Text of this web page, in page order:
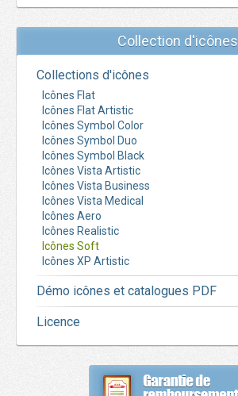
Collection d'icônes
Collections d'icônes
Icônes Flat
Icônes Flat Artistic
Icônes Symbol Color
Icônes Symbol Duo
Icônes Symbol Black
Icônes Vista Artistic
Icônes Vista Business
Icônes Vista Medical
Icônes Aero
Icônes Realistic
Icônes Soft
Icônes XP Artistic
Démo icônes et catalogues PDF
Licence